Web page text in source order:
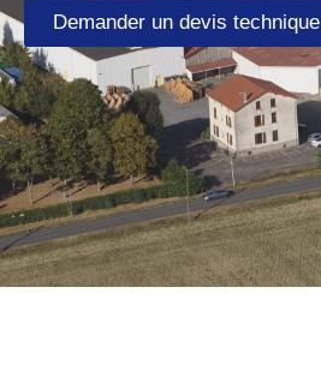
Demander un devis technique